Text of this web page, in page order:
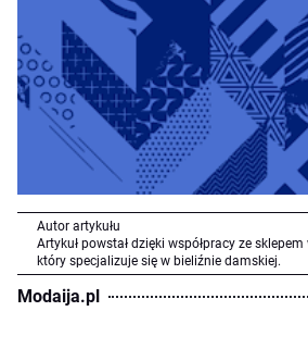
Autor artykułu
Artykuł powstał dzięki współpracy ze
który specjalizuje się w bieliźnie damskiej.
Modaija.pl